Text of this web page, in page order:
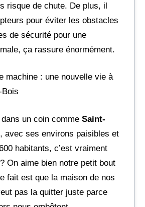
risque de chute. De plus, il
pour éviter les obstacles
de sécurité pour une
ça rassure énormément.
machine : une nouvelle vie à
Bois
un coin comme Saint-
, avec ses environs paisibles et
habitants, c’est vraiment
On aime bien notre petit bout
fait est que la maison de nos
pas la quitter juste parce